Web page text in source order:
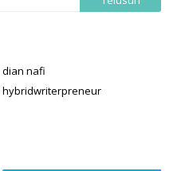
dian nafi
hybridwriterpreneur